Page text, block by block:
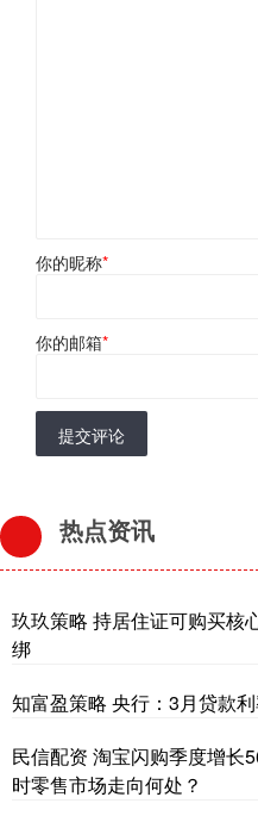
你的昵称*
你的邮箱*
提交评论
热点资讯
玖玖策略 持居住证可购买核
绑
知富盈策略 央行：3月贷款
民信配资 淘宝闪购季度增长
时零售市场走向何处？